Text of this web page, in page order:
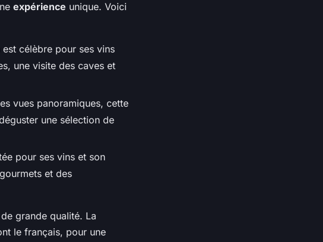
expérience unique. Voici
célèbre pour ses vins
une visite des caves et
vues panoramiques, cette
une sélection de
pour ses vins et son
gourmets et des
grande qualité. La
le français, pour une